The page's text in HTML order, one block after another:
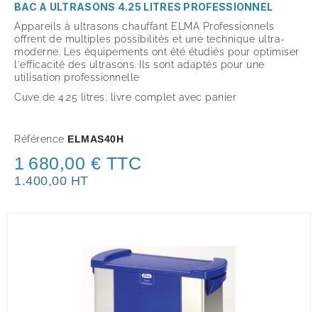
BAC A ULTRASONS 4.25 LITRES PROFESSIONNEL
Appareils à ultrasons chauffant ELMA Professionnels
offrent de multiples possibilités et une technique ultra-
moderne. Les équipements ont été étudiés pour optimiser
l'efficacité des ultrasons. Ils sont adaptés pour une
utilisation professionnelle
Cuve de 4.25 litres, livre complet avec panier
Référence ELMAS40H
1 680,00 € TTC
1.400,00 HT